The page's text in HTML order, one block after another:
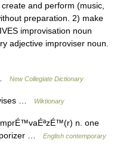
and perform (music,
preparation. 2) make
improvisation noun
adjective improviser noun.
New Collegiate Dictionary
… Wiktionary
n. one
…
English contemporary